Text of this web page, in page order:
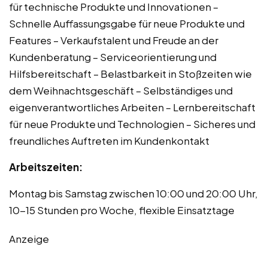
für technische Produkte und Innovationen –
Schnelle Auffassungsgabe für neue Produkte und
Features – Verkaufstalent und Freude an der
Kundenberatung – Serviceorientierung und
Hilfsbereitschaft – Belastbarkeit in Stoßzeiten wie
dem Weihnachtsgeschäft – Selbständiges und
eigenverantwortliches Arbeiten – Lernbereitschaft
für neue Produkte und Technologien – Sicheres und
freundliches Auftreten im Kundenkontakt
Arbeitszeiten:
Montag bis Samstag zwischen 10:00 und 20:00 Uhr,
10-15 Stunden pro Woche, flexible Einsatztage
Anzeige